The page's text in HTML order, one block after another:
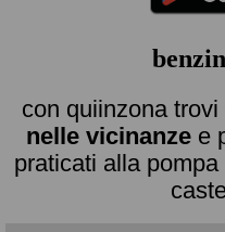
con quiinzona
nelle vicinanze e
praticati alla